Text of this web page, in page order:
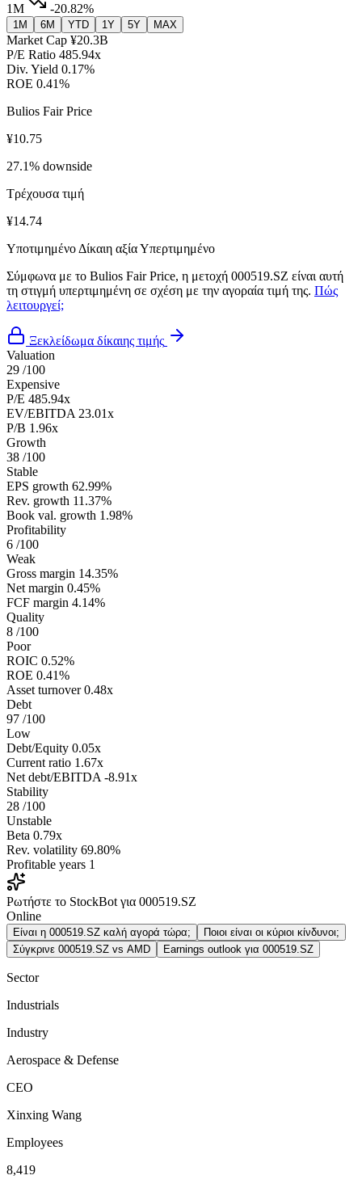
1M
-20.82%
1M 6M YTD 1Y 5Y MAX
Market Cap ¥20.3B
P/E Ratio 485.94x
Div. Yield 0.17%
ROE 0.41%
Bulios Fair Price
¥10.75
27.1% downside
Τρέχουσα τιμή
¥14.74
Υποτιμημένο Δίκαιη αξίαΥπερτιμημένο
Σύμφωνα με το Bulios Fair Price, η μετοχή 000519.SZ είναι αυτή
τη στιγμή υπερτιμημένη σε σχέση με την αγοραία τιμή της. Πώς
λειτουργεί;
Ξεκλείδωμα δίκαιης τιμής
Valuation
29 /100
Expensive
P/E 485.94x
EV/EBITDA 23.01x
P/B 1.96x
Growth
38 /100
Stable
EPS growth 62.99%
Rev. growth 11.37%
Book val. growth 1.98%
Profitability
6 /100
Weak
Gross margin 14.35%
Net margin 0.45%
FCF margin 4.14%
Quality
8 /100
Poor
ROIC 0.52%
ROE 0.41%
Asset turnover 0.48x
Debt
97 /100
Low
Debt/Equity 0.05x
Current ratio 1.67x
Net debt/EBITDA -8.91x
Stability
28 /100
Unstable
Beta 0.79x
Rev. volatility 69.80%
Profitable years 1
Ρωτήστε το StockBot για 000519.SZ
Online
Είναι η 000519.SZ καλή αγορά τώρα;
Ποιοι είναι οι κύριοι κίνδυνοι;
Σύγκρινε 000519.SZ vs AMD
Earnings outlook για 000519.SZ
Sector
Industrials
Industry
Aerospace & Defense
CEO
Xinxing Wang
Employees
8,419